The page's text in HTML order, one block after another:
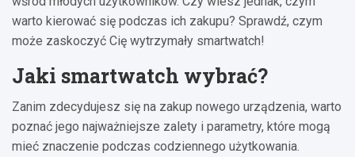
warto kierować się podczas ich zakupu? Sprawdź, czym
może zaskoczyć Cię wytrzymały smartwatch!
Jaki smartwatch wybrać?
Zanim zdecydujesz się na zakup nowego urządzenia, warto
poznać jego najważniejsze zalety i parametry, które mogą
mieć znaczenie podczas codziennego użytkowania.